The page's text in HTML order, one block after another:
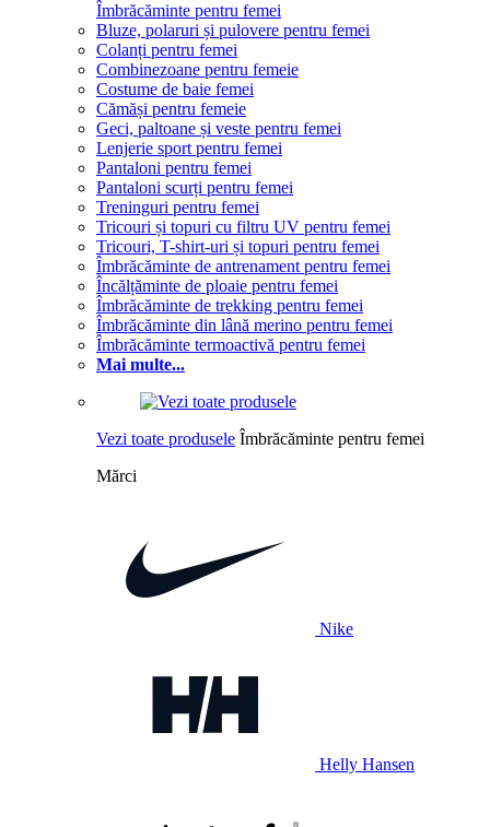
Îmbrăcăminte pentru femei
Bluze, polaruri și pulovere pentru femei
Colanți pentru femei
Combinezoane pentru femeie
Costume de baie femei
Cămăși pentru femeie
Geci, paltoane și veste pentru femei
Lenjerie sport pentru femei
Pantaloni pentru femei
Pantaloni scurți pentru femei
Treninguri pentru femei
Tricouri și topuri cu filtru UV pentru femei
Tricouri, T-shirt-uri și topuri pentru femei
Îmbrăcăminte de antrenament pentru femei
Încălțăminte de ploaie pentru femei
Îmbrăcăminte de trekking pentru femei
Îmbrăcăminte din lână merino pentru femei
Îmbrăcăminte termoactivă pentru femei
Mai multe...
Vezi toate produsele Îmbrăcăminte pentru femei
Mărci
Nike
Helly Hansen